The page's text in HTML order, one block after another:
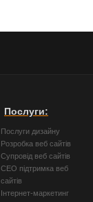
Послуги:
Послуги дизайну
Розробка веб сайтів
Супровід веб сайтів
СЕО підтримка веб
сайтів
Інтернет-маркетинг